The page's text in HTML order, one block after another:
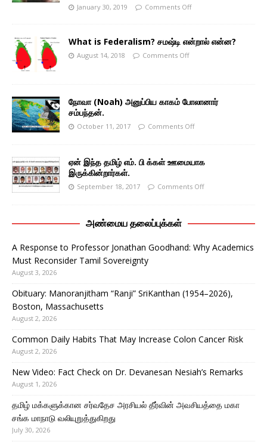
January 30, 2019 Comments Off
What is Federalism? சமஷ்டி என்றால் என்ன?
August 14, 2018 Comments Off
நோவா (Noah) அனுப்பிய காகம் போலானார்
சம்பந்தன்.
October 11, 2017 Comments Off
ஏன் இந்த தமிழ் எம். பி க்கள் ஊமையாக
இருக்கின்றார்கள்.
September 18, 2017 Comments Off
அண்மைய தலைப்புக்கள்
A Response to Professor Jonathan Goodhand: Why Academics
Must Reconsider Tamil Sovereignty
August 3, 2026
Obituary: Manoranjitham “Ranji” SriKanthan (1954–2026),
Boston, Massachusetts
August 2, 2026
Common Daily Habits That May Increase Colon Cancer Risk
August 2, 2026
New Video: Fact Check on Dr. Devanesan Nesiah’s Remarks
August 1, 2026
தமிழ் மக்களுக்கான சர்வதேச அரசியல் தீர்வின் அவசியத்தை மகா
சங்க மாநாடு வலியுறுத்துகிறது
July 30, 2026